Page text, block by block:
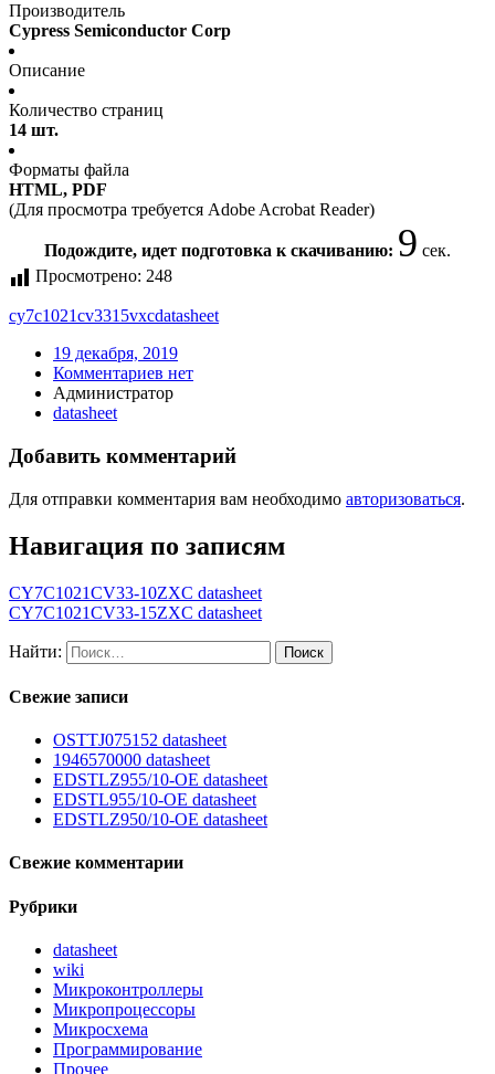
Производитель
Cypress Semiconductor Corp
Описание
Количество страниц
14 шт.
Форматы файла
HTML, PDF
(Для просмотра требуется Adobe Acrobat Reader)
Подождите, идет подготовка к скачиванию: 9 сек.
Просмотрено: 248
cy7c1021cv3315vxcdatasheet
19 декабря, 2019
Комментариев нет
Администратор
datasheet
Добавить комментарий
Для отправки комментария вам необходимо авторизоваться.
Навигация по записям
CY7C1021CV33-10ZXC datasheet
CY7C1021CV33-15ZXC datasheet
Найти:
Свежие записи
OSTTJ075152 datasheet
1946570000 datasheet
EDSTLZ955/10-OE datasheet
EDSTL955/10-OE datasheet
EDSTLZ950/10-OE datasheet
Свежие комментарии
Рубрики
datasheet
wiki
Микроконтроллеры
Микропроцессоры
Микросхема
Программирование
Прочее